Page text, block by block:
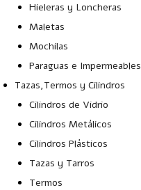
Hieleras y Loncheras
Maletas
Mochilas
Paraguas e Impermeables
Tazas,Termos y Cilindros
Cilindros de Vidrio
Cilindros Metálicos
Cilindros Plásticos
Tazas y Tarros
Termos